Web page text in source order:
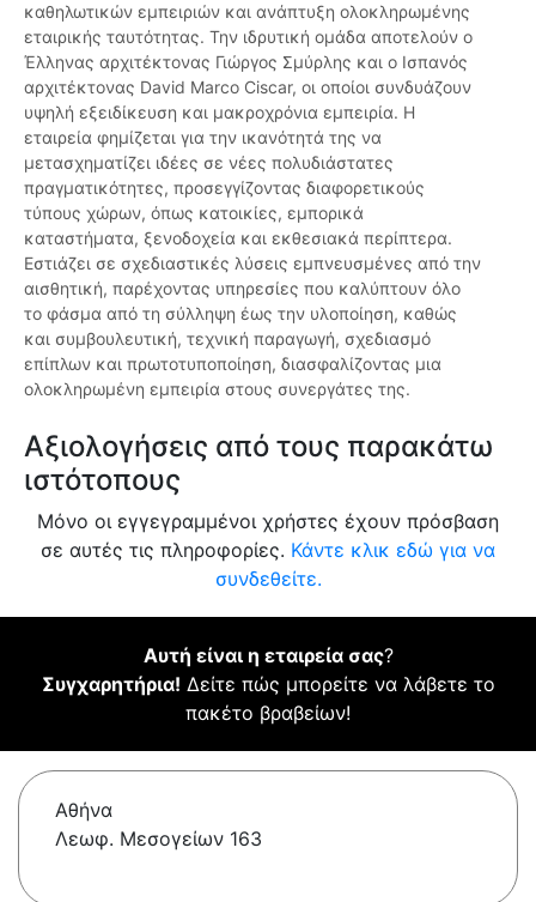
καθηλωτικών εμπειριών και ανάπτυξη ολοκληρωμένης
εταιρικής ταυτότητας. Την ιδρυτική ομάδα αποτελούν ο
Έλληνας αρχιτέκτονας Γιώργος Σμύρλης και ο Ισπανός
αρχιτέκτονας David Marco Ciscar, οι οποίοι συνδυάζουν
υψηλή εξειδίκευση και μακροχρόνια εμπειρία. Η
εταιρεία φημίζεται για την ικανότητά της να
μετασχηματίζει ιδέες σε νέες πολυδιάστατες
πραγματικότητες, προσεγγίζοντας διαφορετικούς
τύπους χώρων, όπως κατοικίες, εμπορικά
καταστήματα, ξενοδοχεία και εκθεσιακά περίπτερα.
Εστιάζει σε σχεδιαστικές λύσεις εμπνευσμένες από την
αισθητική, παρέχοντας υπηρεσίες που καλύπτουν όλο
το φάσμα από τη σύλληψη έως την υλοποίηση, καθώς
και συμβουλευτική, τεχνική παραγωγή, σχεδιασμό
επίπλων και πρωτοτυποποίηση, διασφαλίζοντας μια
ολοκληρωμένη εμπειρία στους συνεργάτες της.
Αξιολογήσεις από τους παρακάτω
ιστότοπους
Μόνο οι εγγεγραμμένοι χρήστες έχουν πρόσβαση
σε αυτές τις πληροφορίες. Κάντε κλικ εδώ για να
συνδεθείτε.
Αυτή είναι η εταιρεία σας?
Συγχαρητήρια! Δείτε πώς μπορείτε να λάβετε το
πακέτο βραβείων!
Αθήνα
Λεωφ. Μεσογείων 163